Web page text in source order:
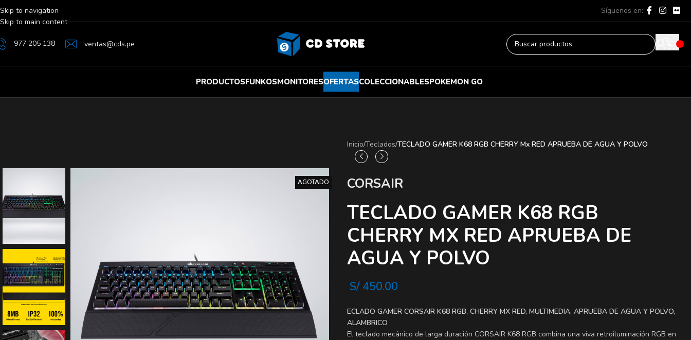
Skip to navigation
Skip to main content
Síguenos en:
977 205 138 ventas@cds.pe
PRODUCTOSFUNKOSMONITORESOFERTASCOLECCIONABLESPOKEMON GO
AGOTADO
Inicio/Teclados/TECLADO GAMER K68 RGB CHERRY Mx RED APRUEBA DE AGUA Y POLVO
CORSAIR
TECLADO GAMER K68 RGB
CHERRY MX RED APRUEBA DE
AGUA Y POLVO
S/450.00
ECLADO GAMER CORSAIR K68 RGB, CHERRY MX RED, MULTIMEDIA, APRUEBA DE AGUA Y POLVO,
ALAMBRICO
El teclado mecánico de larga duración CORSAIR K68 RGB combina una viva retroiluminación RGB en